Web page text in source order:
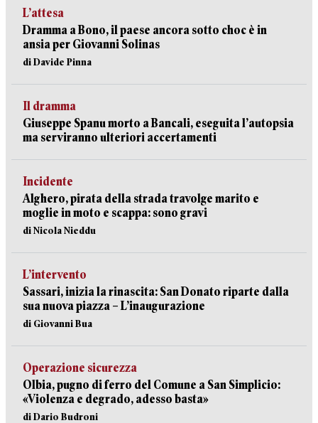
L’attesa
Dramma a Bono, il paese ancora sotto choc è in
ansia per Giovanni Solinas
di Davide Pinna
Il dramma
Giuseppe Spanu morto a Bancali, eseguita l’autopsia
ma serviranno ulteriori accertamenti
Incidente
Alghero, pirata della strada travolge marito e
moglie in moto e scappa: sono gravi
di Nicola Nieddu
L’intervento
Sassari, inizia la rinascita: San Donato riparte dalla
sua nuova piazza – L’inaugurazione
di Giovanni Bua
Operazione sicurezza
Olbia, pugno di ferro del Comune a San Simplicio:
«Violenza e degrado, adesso basta»
di Dario Budroni